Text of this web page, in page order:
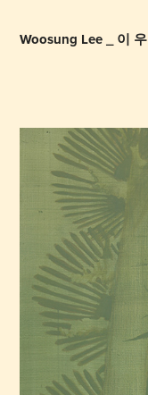
Woosung Lee _ 이